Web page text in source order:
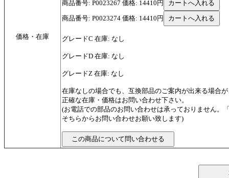
価格・在庫
商品番号: P0023267 価格: 14410円
商品番号: P0023274 価格: 14410円
グレードC 在庫: なし
グレードD 在庫: なし
グレードZ 在庫: なし
在庫なしの場合でも、互換部品のご案内が出来る場合
正確な在庫・価格はお問い合わせ下さい。
(お電話での部品のお問い合わせは承っておりません。
そちらからお問い合わせお願い致します)